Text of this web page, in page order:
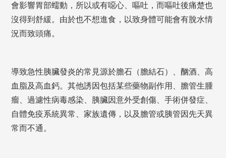
會影響胃部蠕動，所以或有噁心、嘔吐，而嘔吐後痛楚也
沒得到舒緩。由於也不想進食，以致身體可能會有脫水情
況而致頭痛。
導致急性胰臟發炎的常見源於膽石（膽結石）、酗酒、高
血脂及高血鈣。其他誘因包括某些藥物副作用、膽管生腫
瘤、過濾性病毒感染、胰臟因意外受創傷、手術併發症、
自體免疫系統異常、家族遺傳，以及膽管或胰管因先天異
常而不通。